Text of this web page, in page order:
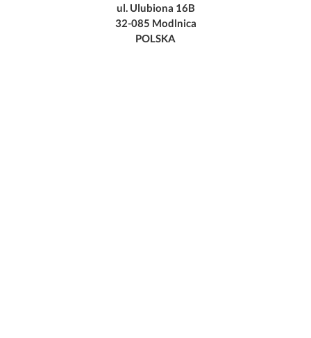
ul. Ulubiona 16B
32-085 Modlnica
POLSKA